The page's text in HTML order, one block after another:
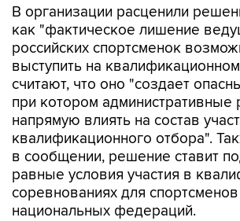
В организации расценили
как "фактическое лишение
российских спортсменок
выступить на
считают, что оно "создает
при котором административные
напрямую влиять на состав
квалификационного отбора".
в сообщении, решение ставит
равные условия участия в
соревнованиях для
национальных федераций.